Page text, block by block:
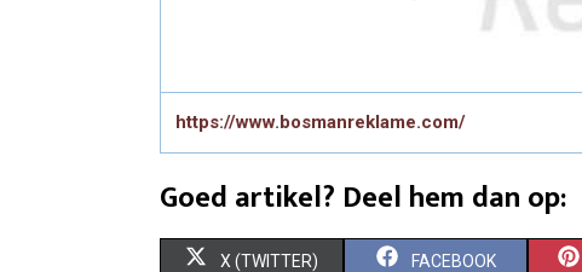
https://www.bosmanreklame.com/
Goed artikel? Deel hem dan op:
S
X (TWITTER) S
FACEBOOK